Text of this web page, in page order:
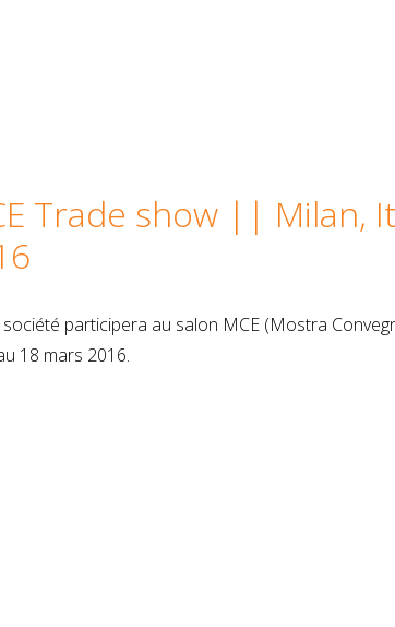
Trade show || Milan,
participera au salon MCE (Mostra
18 mars 2016.